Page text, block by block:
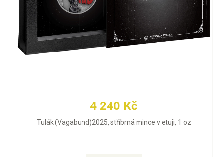
4 240 Kč
Tulák (Vagabund)2025, stříbrná mince v etuji, 1 oz